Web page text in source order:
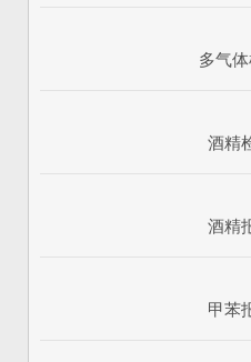
多气
酒精
酒精
甲苯